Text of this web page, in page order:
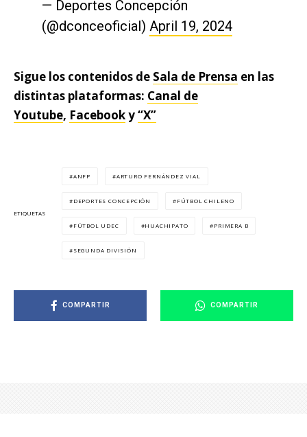
— Deportes Concepción
(@dconceoficial) April 19, 2024
Sigue los contenidos de Sala de Prensa en las
distintas plataformas: Canal de
Youtube, Facebooky“X”
ETIQUETAS
ANFP ARTURO FERNÁNDEZ VIAL
DEPORTES CONCEPCIÓN FÚTBOL CHILENO
FÚTBOL UDEC HUACHIPATO PRIMERA B
SEGUNDA DIVISIÓN
COMPARTIR COMPARTIR